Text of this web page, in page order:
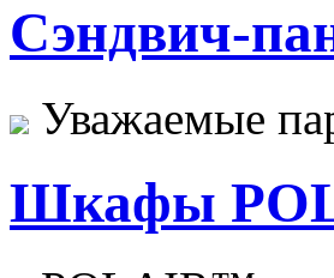
Сэндвич-
Уважаемые
Шкафы